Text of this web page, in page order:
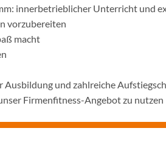
innerbetrieblicher Unterricht und
vorzubereiten
macht
Ausbildung und zahlreiche
Firmenfitness-Angebot zu nutzen